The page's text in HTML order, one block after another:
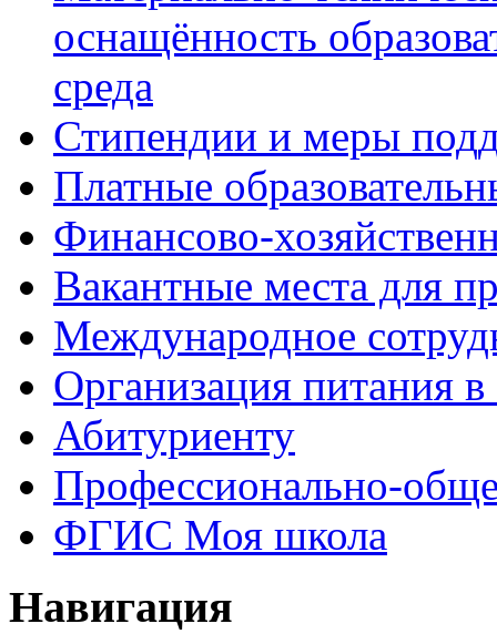
оснащённость
среда
Стипендии и меры
Платные
Финансово-
Вакантные места для
Международное
Организация питания в
Абитуриенту
Профессионально-
ФГИС Моя школа
Навигация